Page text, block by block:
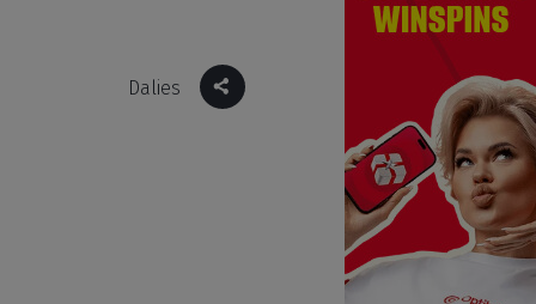
Dalies